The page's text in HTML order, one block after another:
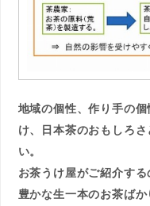
地域の個性、作り手の
け、日本茶のおもしろ
い。
お茶うけ屋がご紹介す
豊かな生一本のお茶ばか